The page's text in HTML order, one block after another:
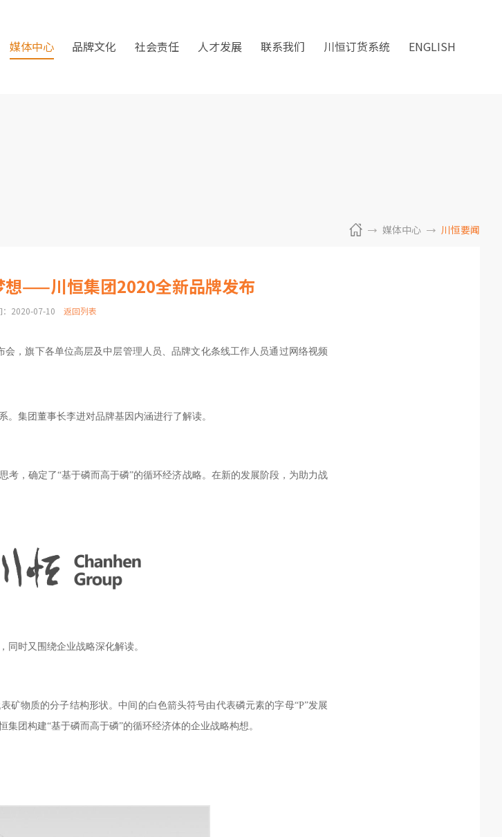
媒体中心 品牌文化 社会责任 人才发展 联系我们 川恒订货系统 ENGLISH
媒体中心 川恒要闻
想——川恒集团2020全新品牌发布
：2020-07-10 返回列表
，旗下各单位高层及中层管理人员、品牌文化条线工作人员通过网络视频
集团董事长李进对品牌基因内涵进行了解读。
考，确定了“基于磷而高于磷”的循环经济战略。在新的发展阶段，为助力战
同时又围绕企业战略深化解读。
矿物质的分子结构形状。中间的白色箭头符号由代表磷元素的字母“P”发展
团构建“基于磷而高于磷”的循环经济体的企业战略构想。